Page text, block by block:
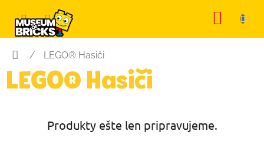
obsah
Domov
/ LEGO® Hasiči
LEGO® Hasiči
Produkty ešte len pripravujeme.